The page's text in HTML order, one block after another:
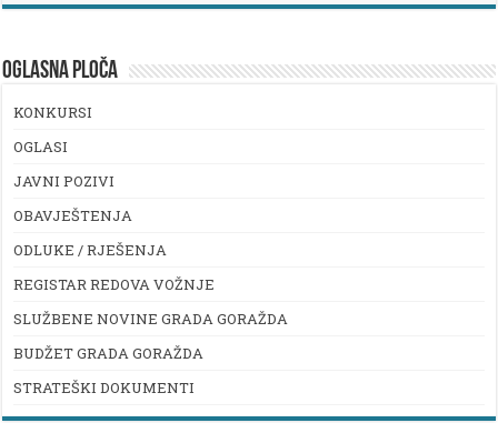
OGLASNA PLOČA
KONKURSI
OGLASI
JAVNI POZIVI
OBAVJEŠTENJA
ODLUKE / RJEŠENJA
REGISTAR REDOVA VOŽNJE
SLUŽBENE NOVINE GRADA GORAŽDA
BUDŽET GRADA GORAŽDA
STRATEŠKI DOKUMENTI